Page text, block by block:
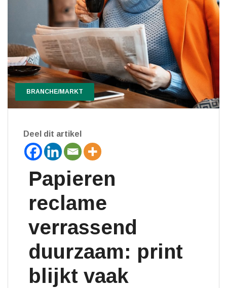
BRANCHE/MARKT
Deel dit artikel
Papieren
reclame
verrassend
duurzaam: print
blijkt vaak